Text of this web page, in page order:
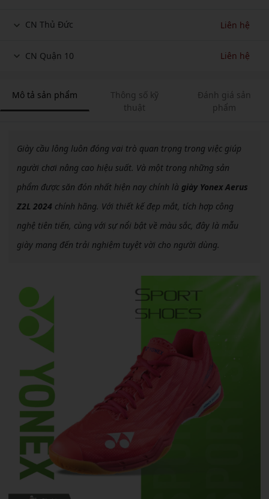
CN Thủ Đức Liên hệ
CN Quận 10 Liên hệ
Mô tả sản phẩm
Thông số kỹ
thuật
Đánh giá sản
phẩm
Giày cầu lông luôn đóng vai trò quan trọng trong việc giúp
người chơi nâng cao hiệu suất. Và một trong những sản
phẩm được săn đón nhất hiện nay chính là giày Yonex Aerus
Z2L 2024 chính hãng. Với thiết kế đẹp mắt, tích hợp công
nghệ tiên tiến, cùng với sự nổi bật về màu sắc, đây là mẫu
giày mang đến trải nghiệm tuyệt vời cho người dùng.